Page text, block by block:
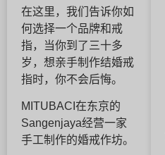
在这里，我们告诉你如
何选择一个品牌和戒
指，当你到了三十多
岁，想亲手制作结婚戒
指时，你不会后悔。
MITUBACI在东京的
Sangenjaya经营一家
手工制作的婚戒作坊。